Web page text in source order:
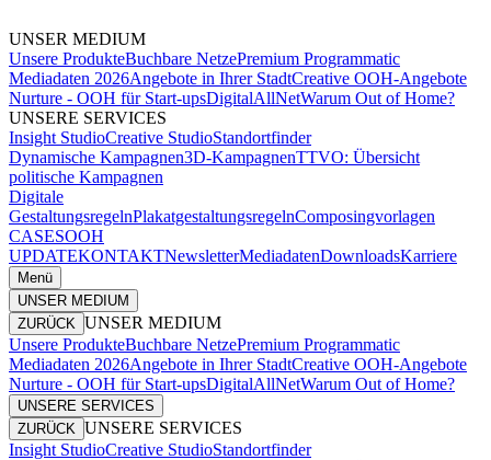
UNSER MEDIUM
Unsere ProdukteBuchbare NetzePremium Programmatic
Mediadaten 2026Angebote in Ihrer StadtCreative OOH-Angebote
Nurture - OOH für Start-upsDigitalAllNetWarum Out of Home?
UNSERE SERVICES
Insight StudioCreative StudioStandortfinder
Dynamische Kampagnen3D-KampagnenTTVO: Übersicht
politische Kampagnen
Digitale
GestaltungsregelnPlakatgestaltungsregelnComposingvorlagen
CASESOOH
UPDATEKONTAKTNewsletterMediadatenDownloadsKarriere
Menü
UNSER MEDIUM
ZURÜCK UNSER MEDIUM
Unsere ProdukteBuchbare NetzePremium Programmatic
Mediadaten 2026Angebote in Ihrer StadtCreative OOH-Angebote
Nurture - OOH für Start-upsDigitalAllNetWarum Out of Home?
UNSERE SERVICES
ZURÜCK UNSERE SERVICES
Insight StudioCreative StudioStandortfinder